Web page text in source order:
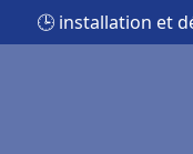
🕒 installation et